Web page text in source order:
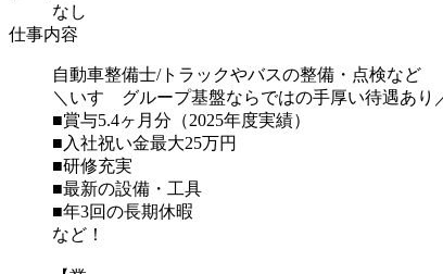
なし
仕事内容
自動車整備士/トラックやバスの整備・点検など
＼いすゞグループ基盤ならではの手厚い待遇あり
■賞与5.4ヶ月分（2025年度実績）
■入社祝い金最大25万円
■研修充実
■最新の設備・工具
■年3回の長期休暇
など！